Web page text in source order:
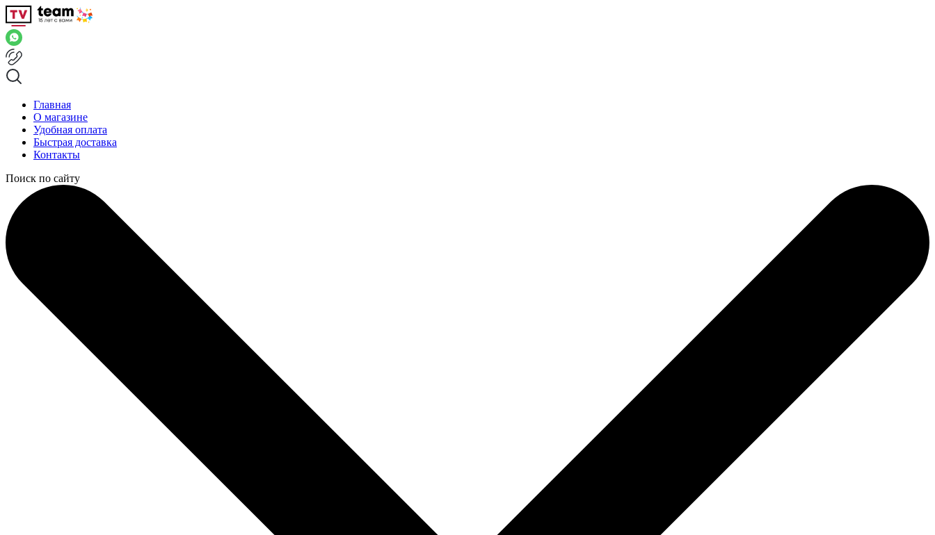
Главная
О магазине
Удобная оплата
Быстрая доставка
Контакты
Поиск по сайту